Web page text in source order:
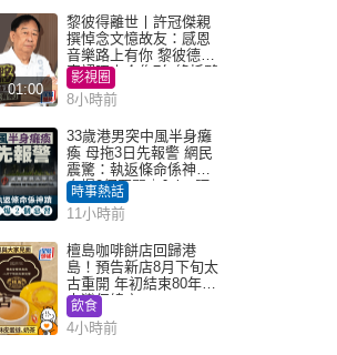
01:00
黎彼得離世丨許冠傑親
撰悼念文憶故友：感恩
音樂路上有你 黎彼德曾
直認唔夾合作7年終拆夥
影視圈
8小時前
33歲港男突中風半身癱
瘓 母拖3日先報警 網民
震驚：執返條命係神蹟
自爆2個惡習｜Juicy叮
時事熱話
11小時前
檀島咖啡餅店回歸港
島！預告新店8月下旬太
古重開 年初結束80年歷
史灣仔總店
飲食
4小時前